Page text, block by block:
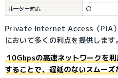
ルーター対応
〇
Private Internet Access（PIA
において多くの利点を提供します。
10Gbpsの高速ネットワークを
することで、遅延のないスムー